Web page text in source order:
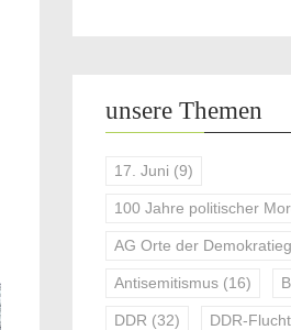
unsere Themen
17. Juni (9)
100 Jahre politischer
AG Orte der
Antisemitismus (16)
DDR (32) DDR-Flucht